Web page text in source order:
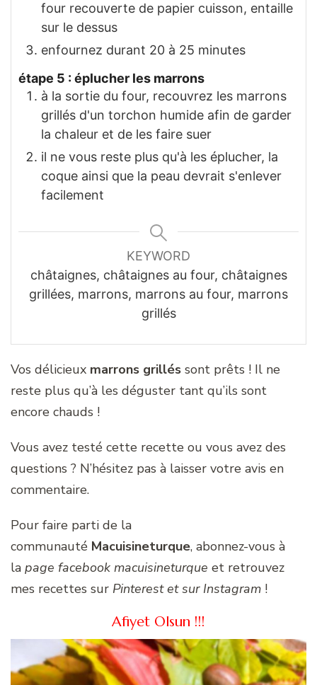
four recouverte de papier cuisson, entaille
sur le dessus
enfournez durant 20 à 25 minutes
étape 5 : éplucher les marrons
à la sortie du four, recouvrez les marrons
grillés d'un torchon humide afin de garder
la chaleur et de les faire suer
il ne vous reste plus qu'à les éplucher, la
coque ainsi que la peau devrait s'enlever
facilement
KEYWORD
châtaignes, châtaignes au four, châtaignes
grillées, marrons, marrons au four, marrons
grillés
Vos délicieux marrons grillés sont prêts ! Il ne
reste plus qu’à les déguster tant qu’ils sont
encore chauds !
Vous avez testé cette recette ou vous avez des
questions ? N’hésitez pas à laisser votre avis en
commentaire.
Pour faire parti de la
communauté Macuisineturque, abonnez-vous à
la page facebook macuisineturque et retrouvez
mes recettes sur Pinterest et sur Instagram !
Afiyet Olsun !!!